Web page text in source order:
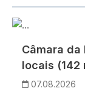
Imagem
Câmara
locais (142
07.08.2026